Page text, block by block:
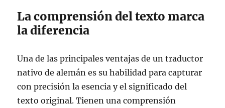
La comprensión del texto marca
la diferencia
Una de las principales ventajas de un traductor
nativo de alemán es su habilidad para capturar
con precisión la esencia y el significado del
texto original. Tienen una comprensión